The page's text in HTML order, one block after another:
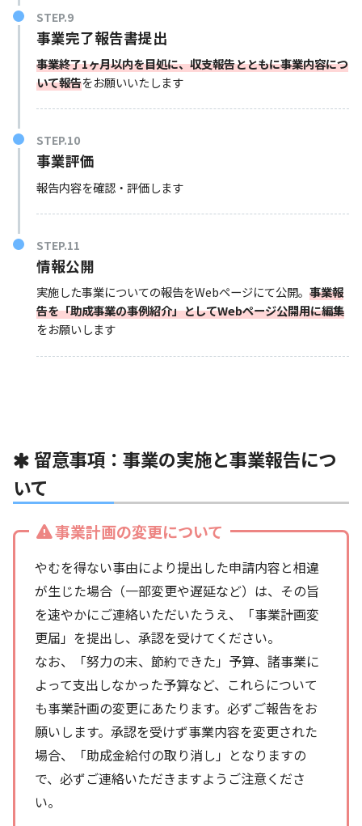
STEP.9
事業完了報告書提出
事業終了1ヶ月以内を目処に、収支報告とともに事業内容につ
いて報告をお願いいたします
STEP.10
事業評価
報告内容を確認・評価します
STEP.11
情報公開
実施した事業についての報告をWebページにて公開。 事業報
告を「助成事業の事例紹介」としてWebページ公開用に編集
をお願いします
留意事項：事業の実施と事業報告につ
いて
事業計画の変更について
やむを得ない事由により提出した申請内容と相違
が生じた場合（一部変更や遅延など）は、その旨
を速やかにご連絡いただいたうえ、「事業計画変
更届」を提出し、承認を受けてください。
なお、「努力の末、節約できた」予算、諸事業に
よって支出しなかった予算など、これらについて
も事業計画の変更にあたります。必ずご報告をお
願いします。承認を受けず事業内容を変更された
場合、「助成金給付の取り消し」となりますの
で、必ずご連絡いただきますようご注意くださ
い。